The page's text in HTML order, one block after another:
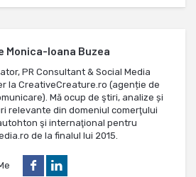
Monica-Ioana Buzea
PR Consultant & Social Media
la CreativeCreature.ro (agenție de
Mă ocup de ştiri, analize și
relevante din domeniul comerţului
şi internaţional pentru
de la finalul lui 2015.